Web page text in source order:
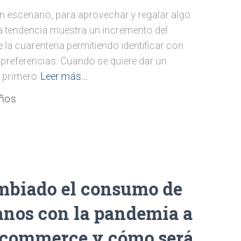
escenario, para aprovechar y regalar algo
muestra un incremento del
la cuarentena permitiendo identificar con
Cuando se quiere dar un
primero
Leer más…
el consumo de
con la pandemia a